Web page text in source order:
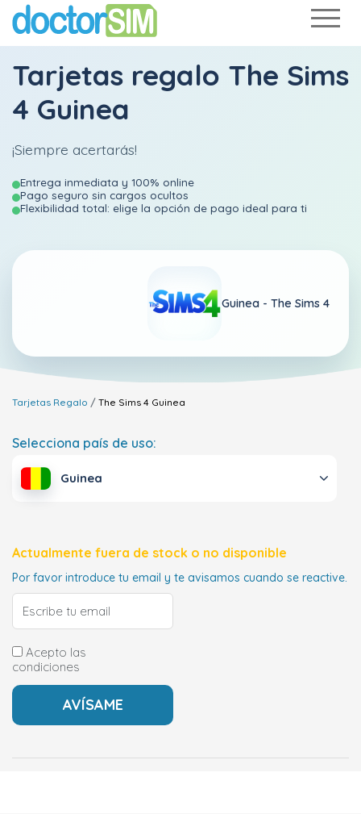
Tarjetas regalo The Sims
4 Guinea
¡Siempre acertarás!
Entrega inmediata y 100% online
Pago seguro sin cargos ocultos
Flexibilidad total: elige la opción de pago ideal para ti
Guinea - The Sims 4
Tarjetas Regalo The Sims 4 Guinea
Selecciona país de uso:
Guinea
Actualmente fuera de stock o no disponible
Por favor introduce tu email y te avisamos cuando se reactive.
Acepto las
condiciones